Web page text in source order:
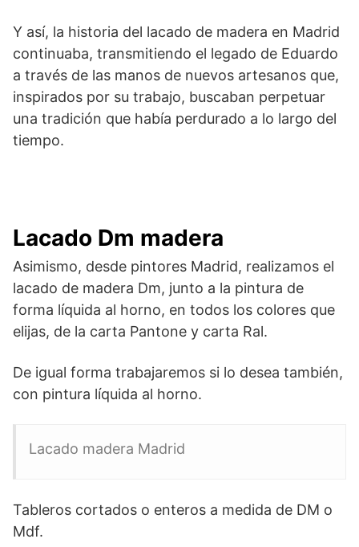
Y así, la historia del lacado de madera en Madrid
continuaba, transmitiendo el legado de Eduardo
a través de las manos de nuevos artesanos que,
inspirados por su trabajo, buscaban perpetuar
una tradición que había perdurado a lo largo del
tiempo.
Lacado Dm madera
Asimismo, desde pintores Madrid, realizamos el
lacado de madera Dm, junto a la pintura de
forma líquida al horno, en todos los colores que
elijas, de la carta Pantone y carta Ral.
De igual forma trabajaremos si lo desea también,
con pintura líquida al horno.
Lacado madera Madrid
Tableros cortados o enteros a medida de DM o
Mdf.